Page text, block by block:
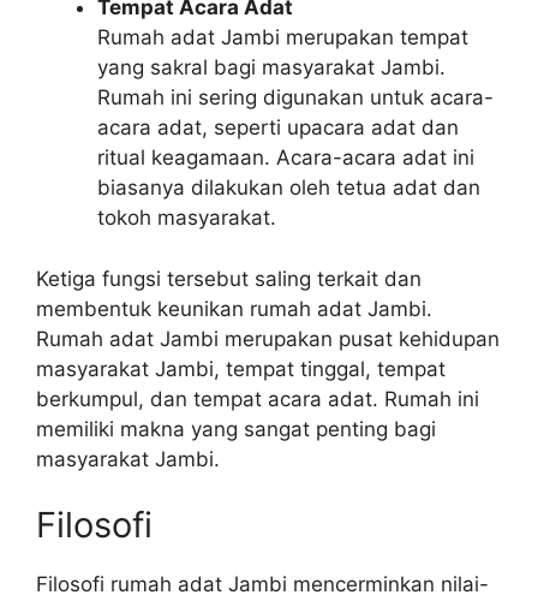
Tempat Acara Adat
Rumah adat Jambi merupakan tempat
yang sakral bagi masyarakat Jambi.
Rumah ini sering digunakan untuk acara-
acara adat, seperti upacara adat dan
ritual keagamaan. Acara-acara adat ini
biasanya dilakukan oleh tetua adat dan
tokoh masyarakat.
Ketiga fungsi tersebut saling terkait dan
membentuk keunikan rumah adat Jambi.
Rumah adat Jambi merupakan pusat kehidupan
masyarakat Jambi, tempat tinggal, tempat
berkumpul, dan tempat acara adat. Rumah ini
memiliki makna yang sangat penting bagi
masyarakat Jambi.
Filosofi
Filosofi rumah adat Jambi mencerminkan nilai-